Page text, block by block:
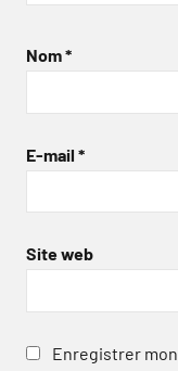
Nom*
E-mail *
Site web
Enregistrer